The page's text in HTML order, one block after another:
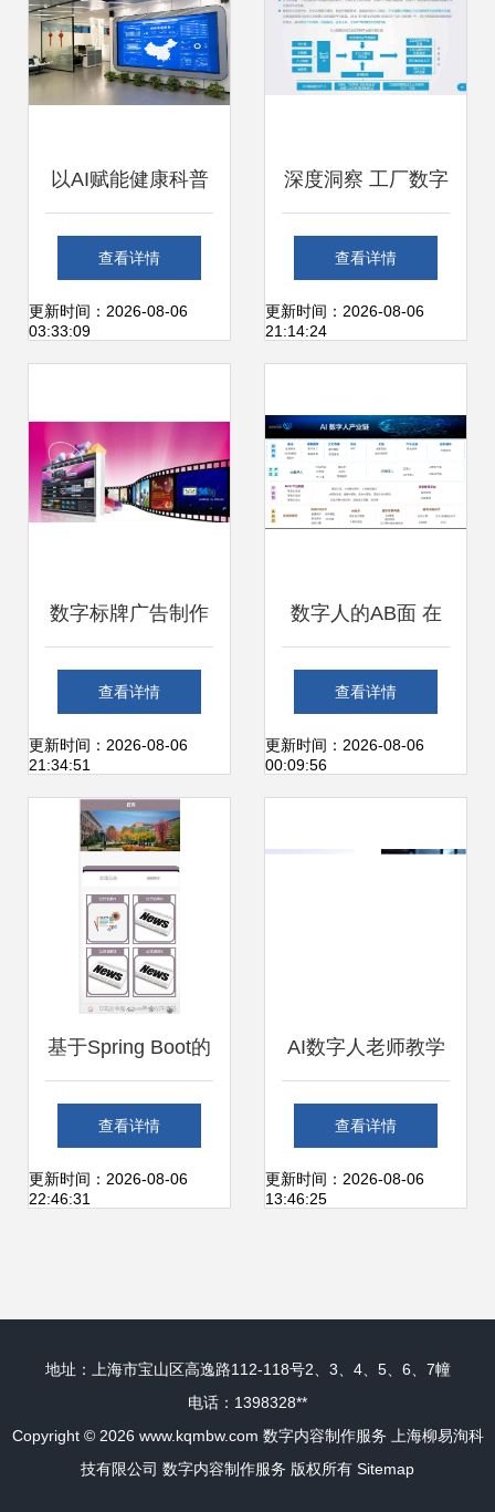
以AI赋能健康科普
技术驱动下中医数
字内容生态的跃升
查看详情
更新时间：2026-08-06
03:33:09
深度洞察 工厂数字
化与智能化的跃迁
路径与未来展望
制作服务的视角
查看详情
更新时间：2026-08-06
21:14:24
数字标牌广告制作
的经济学问题 数字
内容制作服务优化
之道
查看详情
更新时间：2026-08-06
21:34:51
数字人的AB面 在
元宇宙中过气，在
AIGC中重生
查看详情
更新时间：2026-08-06
00:09:56
基于Spring Boot的
安卓校园信息服务
App毕业设计关键
查看详情
更新时间：2026-08-06
22:46:31
AI数字人老师教学
课件制作的全面解
决方案 赋能数字化
查看详情
更新时间：2026-08-06
13:46:25
地址：上海市宝山区高逸路112-118号2、3、4、5、6、7幢
电话：1398328**
Copyright © 2026 www.kqmbw.com 数字内容制作服务
上海柳易洵科
技有限公司 数字内容制作服务 版权所有 Sitemap